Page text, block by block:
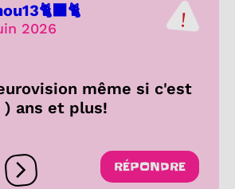
2026
même si c'est
) ans et plus!
Ouvrir les réactions
RÉPONDRE